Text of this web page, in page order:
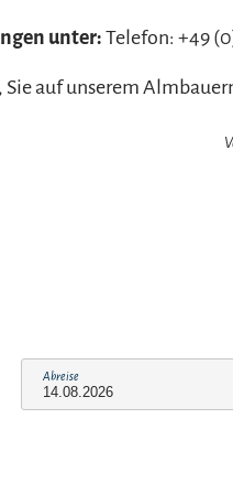
unter: Telefon: +49
Sie auf unserem
Abreise